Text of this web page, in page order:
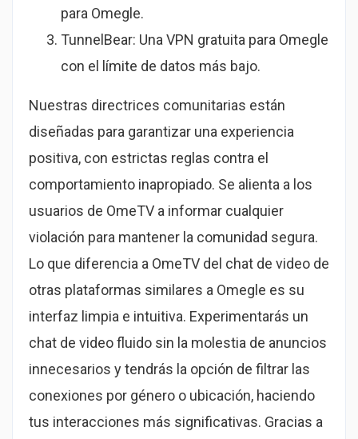
para Omegle.
TunnelBear: Una VPN gratuita para Omegle
con el límite de datos más bajo.
Nuestras directrices comunitarias están
diseñadas para garantizar una experiencia
positiva, con estrictas reglas contra el
comportamiento inapropiado. Se alienta a los
usuarios de OmeTV a informar cualquier
violación para mantener la comunidad segura.
Lo que diferencia a OmeTV del chat de video de
otras plataformas similares a Omegle es su
interfaz limpia e intuitiva. Experimentarás un
chat de video fluido sin la molestia de anuncios
innecesarios y tendrás la opción de filtrar las
conexiones por género o ubicación, haciendo
tus interacciones más significativas. Gracias a